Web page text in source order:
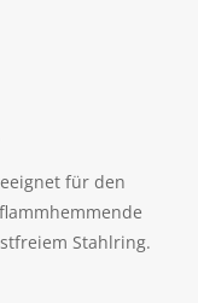
für den
Stahlring.